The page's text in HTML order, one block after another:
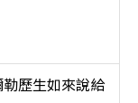
歷生如來說給